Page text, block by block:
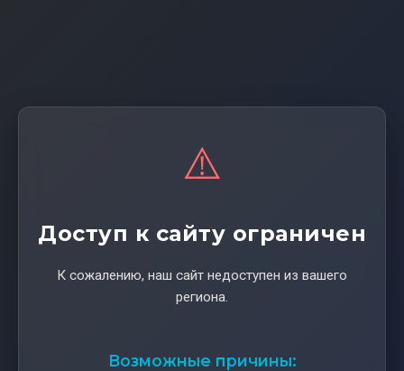
⚠️
Доступ к сайту ограничен
К сожалению, наш сайт недоступен из вашего
региона.
Возможные причины: